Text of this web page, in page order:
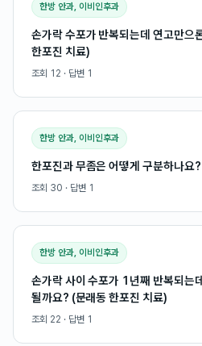
한방 안과, 이비인후과
손가락 수포가 반복되는데 연고만으
한포진 치료)
조회 12 · 답변 1
한방 안과, 이비인후과
한포진과 무좀은 어떻게 구분하나요
조회 30 · 답변 1
한방 안과, 이비인후과
손가락 사이 수포가 1년째 반복되는
될까요? (문래동 한포진 치료)
조회 22 · 답변 1